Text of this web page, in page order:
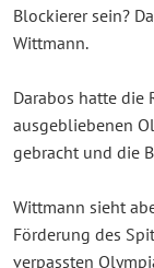
Blockierer sein?
Wittmann.
Darabos hatte die
ausgebliebenen
gebracht und die
Wittmann sieht
Förderung des
verpassten